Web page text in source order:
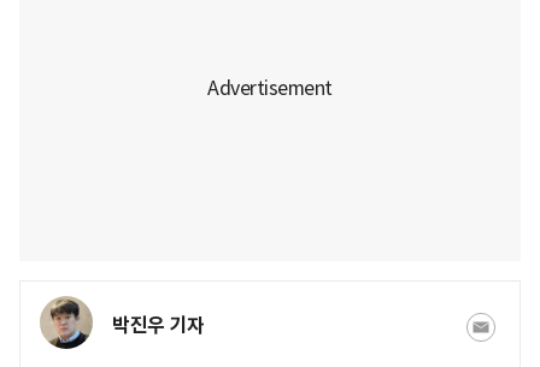
박진우 기자